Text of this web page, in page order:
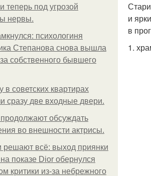
теперь под угрозой
нервы.
психологиня
Степанова снова вышла
собственного бывшего
в советских квартирах
сразу две входные двери.
продолжают обсуждать
во внешности актрисы.
решают всё: выход приянки
показе Dior обернулся
критики из-за небрежного
и
в
1.